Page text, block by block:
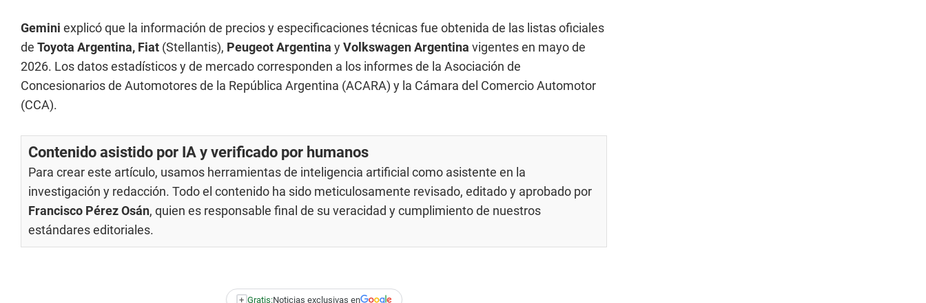
Gemini explicó que la información de precios y especificaciones técnicas fue obtenida de las listas oficiales
de Toyota Argentina, Fiat (Stellantis), Peugeot Argentina yVolkswagen Argentina vigentes en mayo de
2026. Los datos estadísticos y de mercado corresponden a los informes de la Asociación de
Concesionarios de Automotores de la República Argentina (ACARA) y la Cámara del Comercio Automotor
(CCA).
Contenido asistido por IA y verificado por humanos
Para crear este artículo, usamos herramientas de inteligencia artificial como asistente en la
investigación y redacción. Todo el contenido ha sido meticulosamente revisado, editado y aprobado por
Francisco Pérez Osán, quien es responsable final de su veracidad y cumplimiento de nuestros
estándares editoriales.
+ Gratis:Noticias exclusivas en